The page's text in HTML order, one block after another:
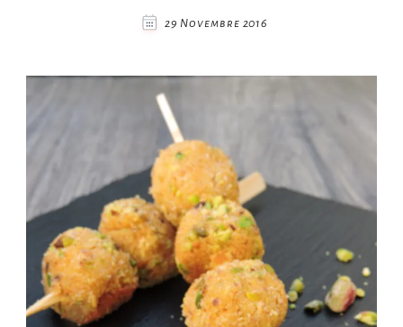
29 Novembre 2016